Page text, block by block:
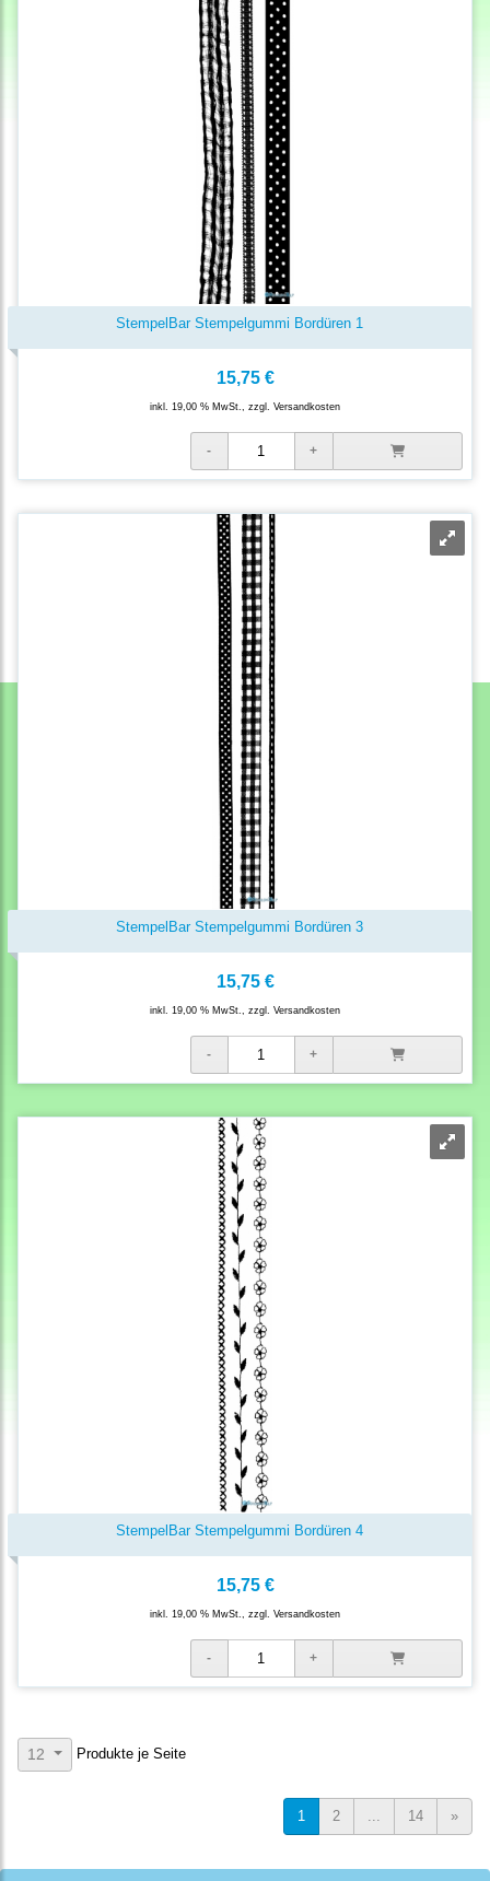
StempelBar Stempelgummi Bordüren 1
15,75 €
inkl. 19,00 % MwSt., zzgl. Versandkosten
StempelBar Stempelgummi Bordüren 3
15,75 €
inkl. 19,00 % MwSt., zzgl. Versandkosten
StempelBar Stempelgummi Bordüren 4
15,75 €
inkl. 19,00 % MwSt., zzgl. Versandkosten
12 Produkte je Seite
1 2 ... 14 »